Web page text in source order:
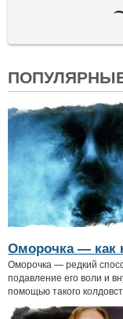
Оморочка — как
Оморочка — редкий
подавление его воли и
помощью такого